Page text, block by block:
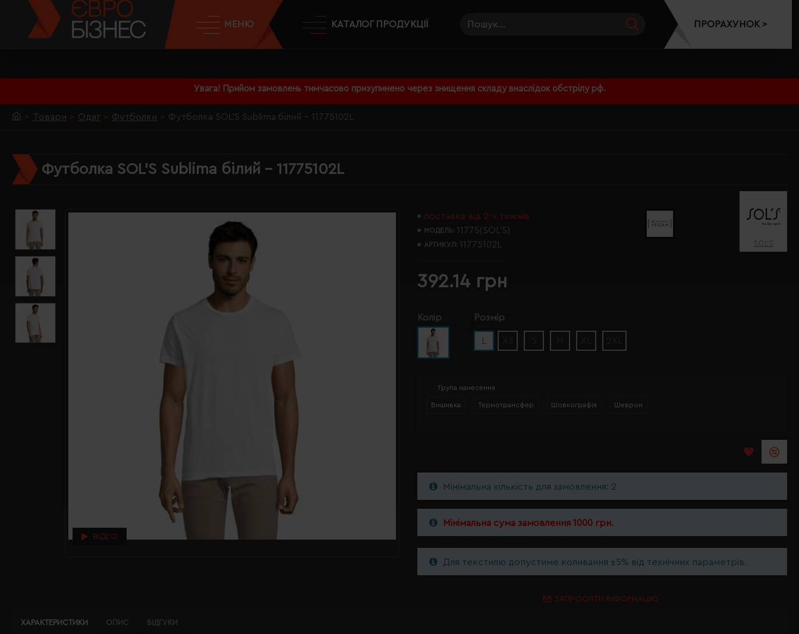
Увага! Прийом замовлень тимчасово призупинено через знищення складу внаслідок обстрілу рф.
МЕНЮ КАТАЛОГ ПРОДУКЦІЇ ПРОРАХУНОК >
Товари Одяг Футболки Футболка SOL'S Sublima білий - 11775102L
Футболка SOL'S Sublima білий - 11775102L
ВІДЕО
поставка від 2-х тижнів
МОДЕЛЬ: 11775(SOL’S)
АРТИКУЛ: 11775102L SOL’S
392.14 грн
Колір Розмір
L
Група нанесення
Вишивка Термотрансфер Шовкографія Шеврон
Мінімальна кількість для замовлення: 2
Мінімальна сума замовлення 1000 грн.
Для текстилю допустиме коливання ±5% від технічних параметрів.
ЗАПРОСИТИ ІНФОРМАЦІЮ
ХАРАКТЕРИСТИКИ ОПИС ВІДГУКИ